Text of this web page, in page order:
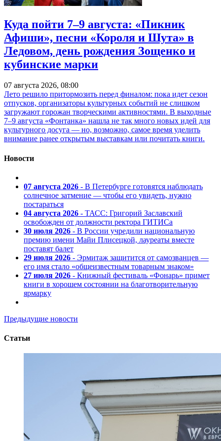
Куда пойти 7–9 августа: «Пикник
Афиши», песни «Короля и Шута» в
Ледовом, день рождения Зощенко и
кубинские марки
07 августа 2026, 08:00
Лето решило притормозить перед финалом: пока идет сезон
отпусков, организаторы культурных событий не слишком
загружают горожан творческими активностями. В выходные
7–9 августа «Фонтанка» нашла не так много новых идей для
культурного досуга — но, возможно, самое время уделить
внимание ранее открытым выставкам или почитать книги.
Новости
07 августа 2026 - В Петербурге готовятся наблюдать
солнечное затмение — чтобы его увидеть, нужно
постараться
04 августа 2026 - ТАСС: Григорий Заславский
освобожден от должности ректора ГИТИСа
30 июля 2026 - В России учредили национальную
премию имени Майи Плисецкой, лауреаты вместе
поставят балет
29 июля 2026 - Эрмитаж защитится от самозванцев —
его имя стало «общеизвестным товарным знаком»
27 июля 2026 - Книжный фестиваль «Фонарь» примет
книги в хорошем состоянии на благотворительную
ярмарку
Предыдущие новости
Статьи